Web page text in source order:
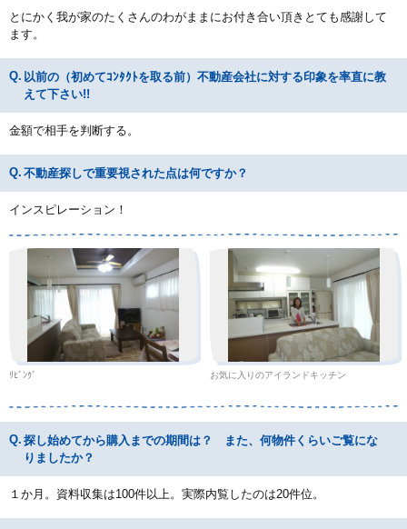
とにかく我が家のたくさんのわがままにお付き合い頂きとても感謝して
ます。
以前の（初めてｺﾝﾀｸﾄを取る前）不動産会社に対する印象を率直に教
えて下さい!!
金額で相手を判断する。
不動産探しで重要視された点は何ですか？
インスピレーション！
ﾘﾋﾞﾝｸﾞ お気に入りのアイランドキッチン
探し始めてから購入までの期間は？ また、何物件くらいご覧にな
りましたか？
１か月。資料収集は100件以上。実際内覧したのは20件位。